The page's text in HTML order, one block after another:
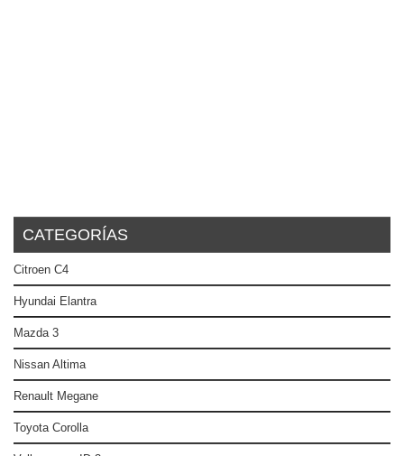
CATEGORÍAS
Citroen C4
Hyundai Elantra
Mazda 3
Nissan Altima
Renault Megane
Toyota Corolla